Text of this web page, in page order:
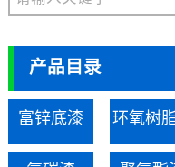
产品目录
富锌底漆 环氧树